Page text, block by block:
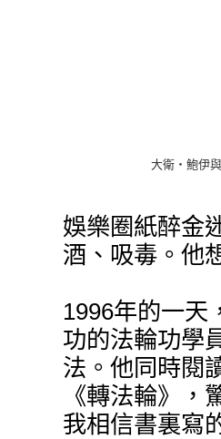
大衛‧鮑伊與
娛樂圈紙醉金
酒、吸毒。他
1996年的一天
功的法輪功學
法。他同時閱
《轉法輪》
我相信書裏寫